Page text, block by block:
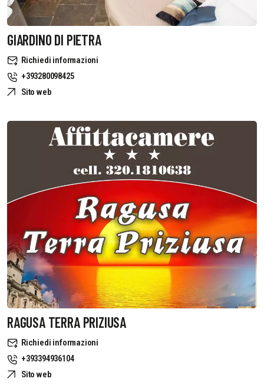
GIARDINO DI PIETRA
Richiedi informazioni
+393280098425
Sito web
RAGUSA TERRA PRIZIUSA
Richiedi informazioni
+393394936104
Sito web